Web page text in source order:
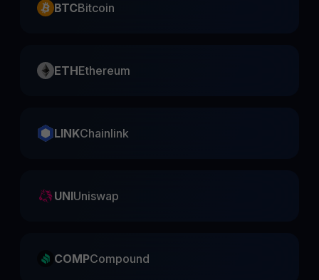
BTCBitcoin
ETHEthereum
LINKChainlink
UNIUniswap
COMPCompound